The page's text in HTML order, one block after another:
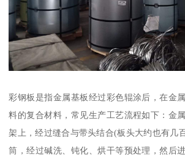
彩钢板是指金属基板经过彩色辊涂后，在金
料的复合材料，常见生产工艺流程如下：金
架上，经过缝合与带头结合(板头大约也有几
筒，经过碱洗、钝化、烘干等预处理，然后